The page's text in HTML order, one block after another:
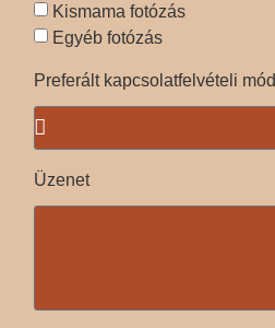
Kismama fotózás
Egyéb fotózás
Preferált kapcsolatfelvételi mód
Üzenet